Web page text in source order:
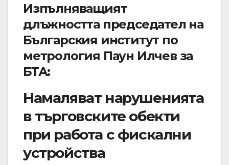
Изпълняващият
длъжността председател на
Българския институт по
метрология Паун Илчев за
БТА:
Намаляват нарушенията
в търговските обекти
при работа с фискални
устройства